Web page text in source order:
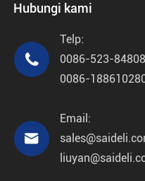
Hubungi kami

Telp:
0086-523-
0086-

Email: